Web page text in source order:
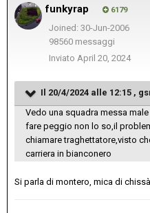
funkyrap 6179
Joined: 30-Jun-2006
98560 messaggi
Inviato April 20, 2024
Il 20/4/2024 alle 12:15 ,
Vedo una squadra messa
fare peggio non lo so,il
chiamare traghettatore,visto
carriera in bianconero
Si parla di montero, mica di